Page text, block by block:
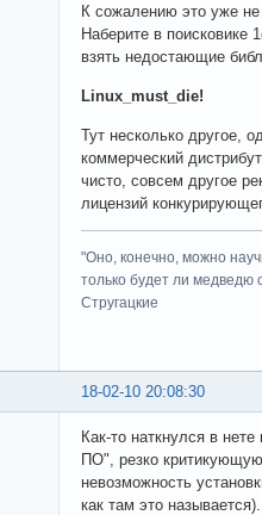
К сожалению это уже не
Наберите в поисковике
взять недостающие
Linux_must_die!
Тут несколько другое,
коммерческий
чисто, совсем другое
лицензий
"Оно, конечно, можно
только будет ли медведю
Стругацкие
18-02-10 20:08:30
Как-то наткнулся в
ПО", резко
невозможность
как там это